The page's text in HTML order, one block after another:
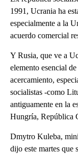
1991, Ucrania ha
especialmente a la
acuerdo comercial
Y Rusia, que ve a
elemento esencial
acercamiento,
socialistas -como
antiguamente en la
Hungría, República
Dmytro Kuleba,
dijo este martes que